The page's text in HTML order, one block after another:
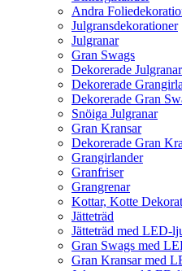
Andra
Julgransdekorationer
Julgranar
Gran Swags
Dekorerade Julgranar
Dekorerade
Dekorerade Gran
Snöiga Julgranar
Gran Kransar
Dekorerade Gran
Grangirlander
Granfriser
Grangrenar
Kottar, Kotte
Jätteträd
Jätteträd med LED-
Gran Swags med
Gran Kransar med